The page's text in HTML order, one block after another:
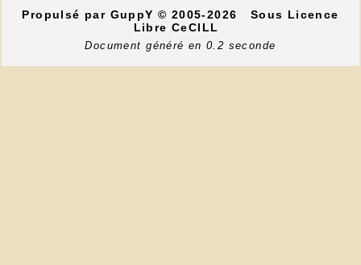
Propulsé par GuppY© 2005-2026
Sous Licence
Libre CeCILL
Document généré en 0.2 seconde